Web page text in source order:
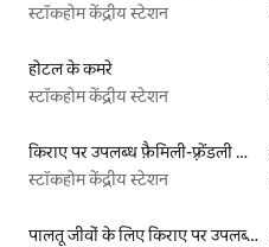
स्टॉकहोम केंद्रीय स्टेशन
होटल के कमरे
स्टॉकहोम केंद्रीय स्टेशन
किराए पर उपलब्ध फ़ैमिली-फ़्रेंडली लिस्टिंग
स्टॉकहोम केंद्रीय स्टेशन
पालतू जीवों के लिए किराए पर उपलब्ध लिस्टिंग